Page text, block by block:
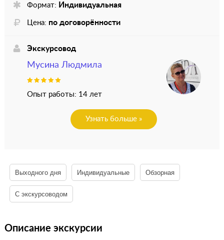
Формат: Индивидуальная
Цена: по договорённости
Экскурсовод
Мусина Людмила
Опыт работы: 14 лет
Узнать больше »
Выходного дня Индивидуальные Обзорная
С экскурсоводом
Описание экскурсии